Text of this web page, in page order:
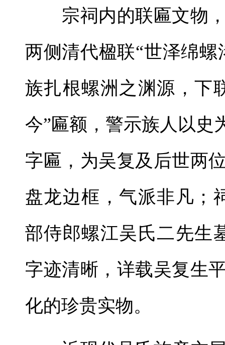
宗祠内的联匾文物，
两侧清代楹联“世泽绵
族扎根螺洲之渊源，下
今”匾额，警示族人以史
字匾，为吴复及后世两
盘龙边框，气派非凡；
部侍郎螺江吴氏二先生
字迹清晰，详载吴复生
化的珍贵实物。